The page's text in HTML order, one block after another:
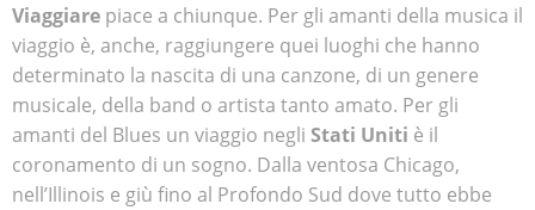
Viaggiare piace a chiunque. Per gli amanti della musica il
viaggio è, anche, raggiungere quei luoghi che hanno
determinato la nascita di una canzone, di un genere
musicale, della band o artista tanto amato. Per gli
amanti del Blues un viaggio negli Stati Uniti è il
coronamento di un sogno. Dalla ventosa Chicago,
nell’Illinois e giù fino al Profondo Sud dove tutto ebbe